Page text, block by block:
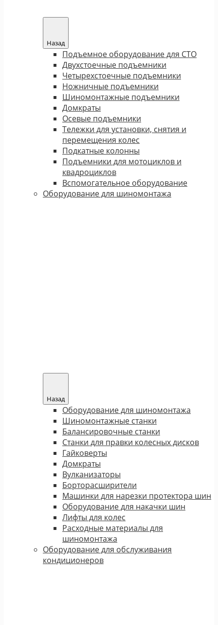
Назад
Подъемное оборудование для СТО
Двухстоечные подъемники
Четырехстоечные подъемники
Ножничные подъемники
Шиномонтажные подъемники
Домкраты
Осевые подъемники
Тележки для установки, снятия и
перемещения колес
Подкатные колонны
Подъемники для мотоциклов и
квадроциклов
Вспомогательное оборудование
Оборудование для шиномонтажа
Назад
Оборудование для шиномонтажа
Шиномонтажные станки
Балансировочные станки
Станки для правки колесных дисков
Гайковерты
Домкраты
Вулканизаторы
Борторасширители
Машинки для нарезки протектора шин
Оборудование для накачки шин
Лифты для колес
Расходные материалы для
шиномонтажа
Оборудование для обслуживания
кондиционеров